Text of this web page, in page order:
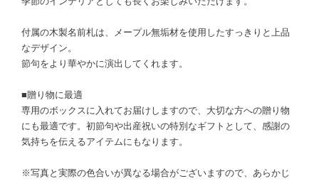
付属の木製名前札は、メープル無垢材を使用したすっきりと上品
なデザイン。
節句をより華やかに演出してくれます。
■贈り物に最適
専用のボックスに入れてお届けしますので、大切な方への贈り物
にも最適です。初節句や出産祝いの特別なギフトとして、感謝の
気持ちを伝えるアイテムにもなります。
※写真と実際の色合いが異なる場合がございますので、あらかじ